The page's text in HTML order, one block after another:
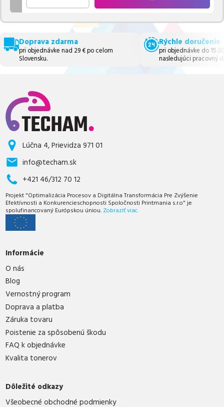
Doprava zdarma
pri objednávke nad 29 € po celom
Slovensku.
Rýchle doručenie
pri objednávke do
nasledujúci pracovný
Lúčna 4, Prievidza 971 01
info@techam.sk
+421 46/312 70 12
Projekt "Optimalizácia Procesov a Digitálna Transformácia Pre Zvýšenie
Efektívnosti a Konkurencieschopnosti Spoločnosti Printmania s.r.o" je
spolufinancovaný Európskou úniou. Zobraziť viac.
Informácie
O nás
Blog
Vernostný program
Doprava a platba
Záruka tovaru
Poistenie za spôsobenú škodu
FAQ k objednávke
Kvalita tonerov
Dôležité odkazy
Všeobecné obchodné podmienky